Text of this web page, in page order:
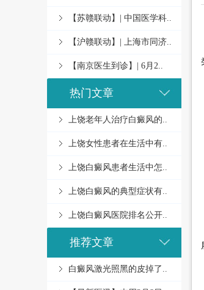
【苏赣联动】| 中国医学科..
【沪赣联动】| 上海市同济..
【南京医生到诊】| 6月2..
热门文章
上饶老年人治疗白癜风的..
上饶女性患者在生活中有..
上饶白癜风患者生活中怎..
上饶白癜风的典型症状有..
上饶白癜风医院排名公开..
推荐文章
白癜风激光照黑的皮掉了..